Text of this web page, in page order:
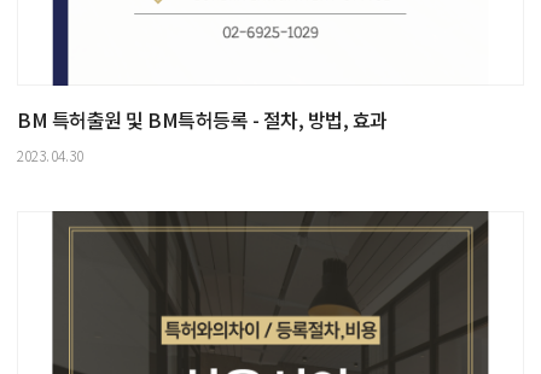
BM 특허출원 및 BM특허등록 - 절차, 방법, 효과
2023.04.30